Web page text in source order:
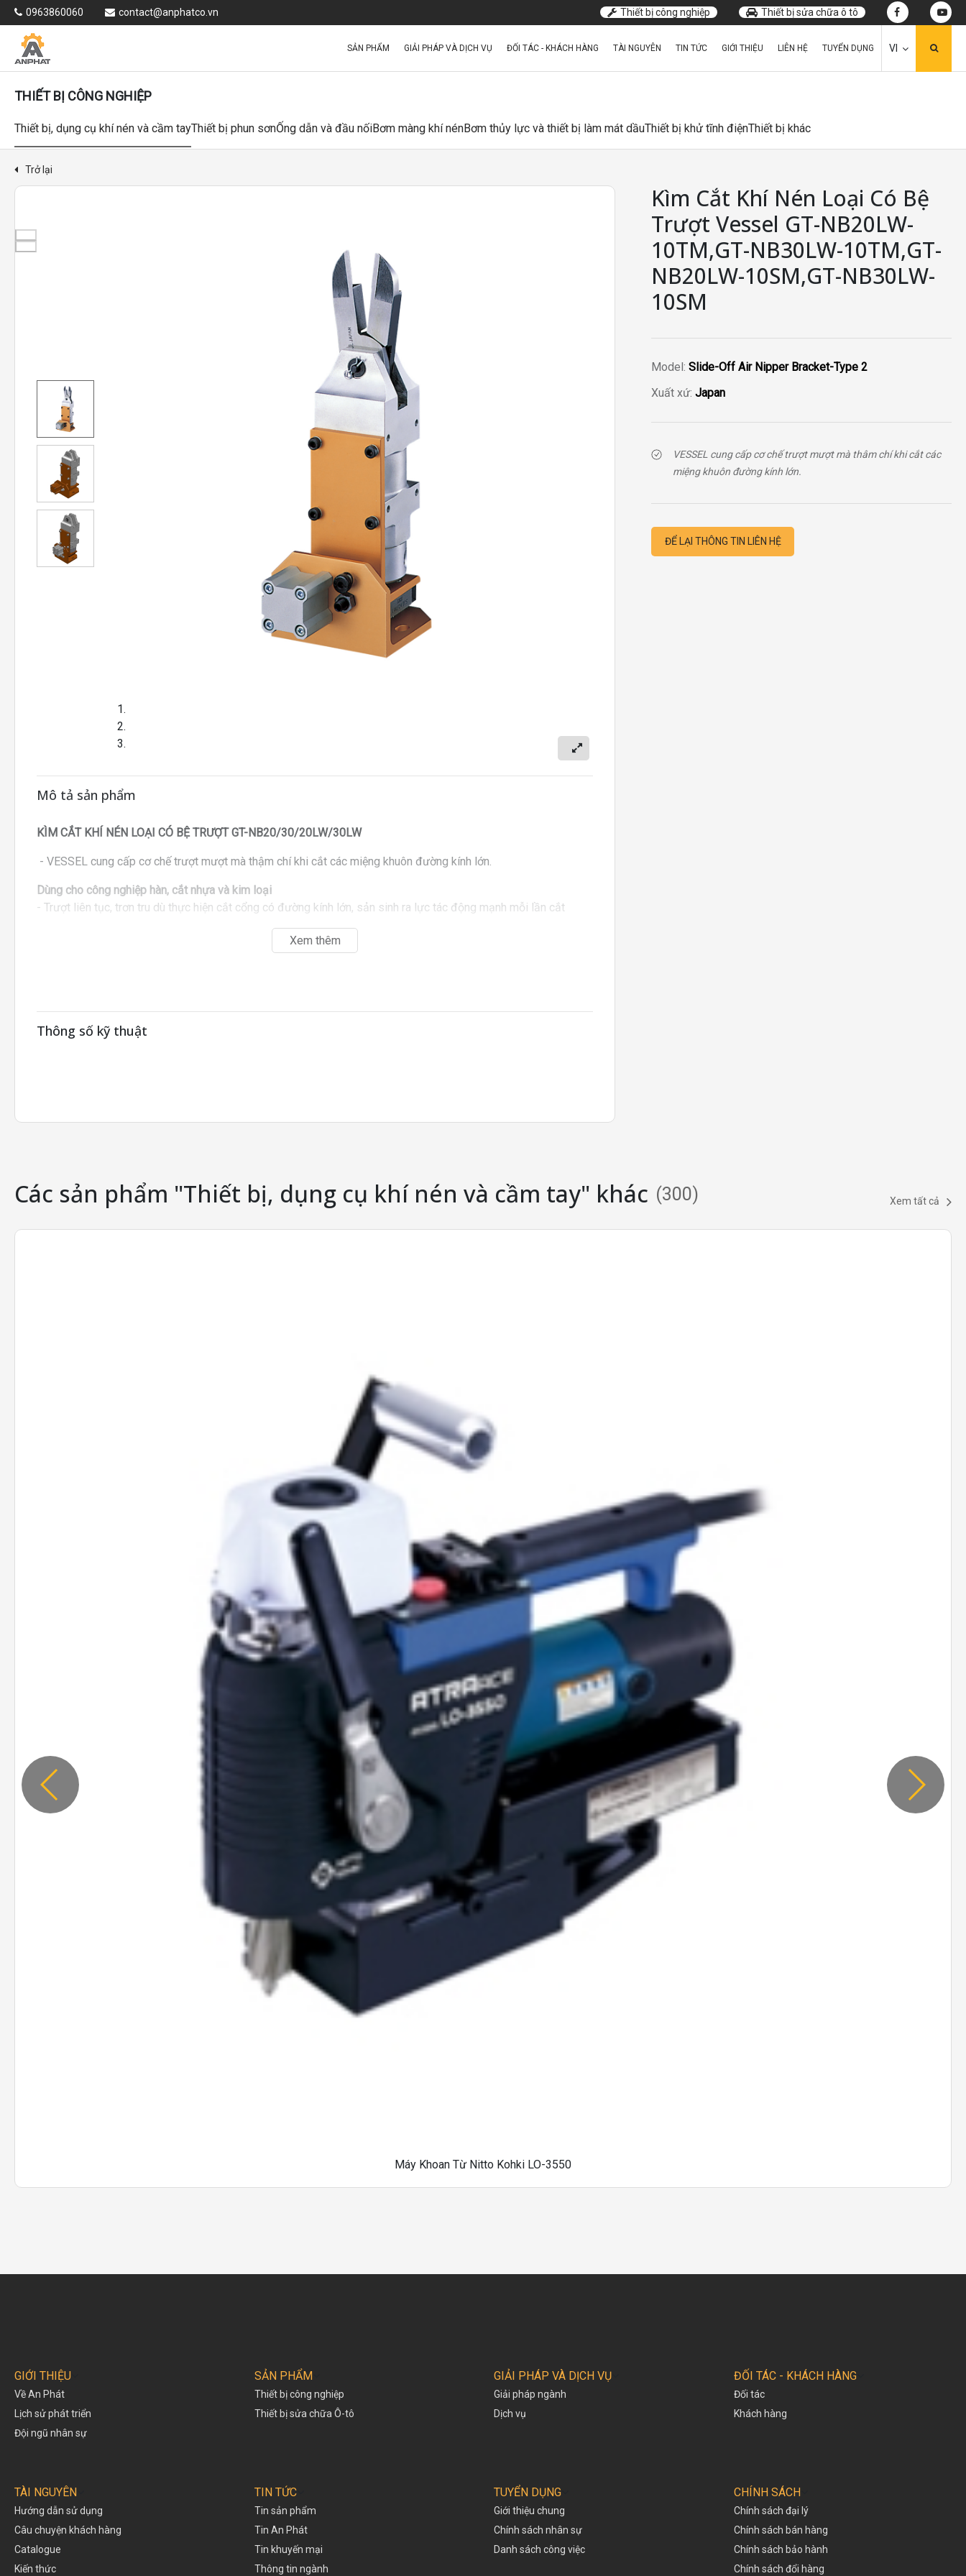
0963860060 contact@anphatco.vn Thiết bị công nghiệp Thiết bị sửa chữa ô tô
SẢN PHẨM GIẢI PHÁP VÀ DỊCH VỤ ĐỐI TÁC - KHÁCH HÀNG TÀI NGUYÊN TIN TỨC GIỚI THIỆU LIÊN HỆ TUYỂN DỤNG VI
THIẾT BỊ CÔNG NGHIỆP
Thiết bị, dụng cụ khí nén và cầm tayThiết bị phun sơnỐng dẫn và đầu nốiBơm màng khí nénBơm thủy lực và thiết bị làm mát dầuThiết bị khử tĩnh điệnThiết bị khác
Trở lại
Mô tả sản phẩm
KÌM CẮT KHÍ NÉN LOẠI CÓ BỆ TRƯỢTGT-NB20/30/20LW/30LW
- VESSEL cung cấp cơ chế trượt mượt mà thậm chí khi cắt các miệng khuôn đường kính lớn.
Dùng cho công nghiệp hàn, cắt nhựa và kim loại
- Trượt liên tục, trơn tru dù thực hiện cắt cổng có đường kính lớn, sản sinh ra lực tác động mạnh mỗi lần cắt
Xem thêm
Thông số kỹ thuật
Kìm Cắt Khí Nén Loại Có Bệ
Trượt Vessel GT-NB20LW-
10TM,GT-NB30LW-10TM,GT-
NB20LW-10SM,GT-NB30LW-
10SM
Model: Slide-Off Air Nipper Bracket-Type 2
Xuất xứ: Japan
VESSEL cung cấp cơ chế trượt mượt mà thâm chí khi cắt các
miệng khuôn đường kính lớn.
ĐỂ LẠI THÔNG TIN LIÊN HỆ
Các sản phẩm "Thiết bị, dụng cụ khí nén và cầm tay" khác (300) Xem tất cả
Máy Khoan Từ Nitto Kohki LO-3550
GIỚI THIỆU
Về An Phát
Lịch sử phát triển
Đội ngũ nhân sự
SẢN PHẨM
Thiết bị công nghiệp
Thiết bị sửa chữa Ô-tô
GIẢI PHÁP VÀ DỊCH VỤ
Giải pháp ngành
Dịch vụ
ĐỐI TÁC - KHÁCH HÀNG
Đối tác
Khách hàng
TÀI NGUYÊN
Hướng dẫn sử dụng
Câu chuyện khách hàng
Catalogue
Kiến thức
TIN TỨC
Tin sản phẩm
Tin An Phát
Tin khuyến mại
Thông tin ngành
TUYỂN DỤNG
Giới thiệu chung
Chính sách nhân sự
Danh sách công việc
CHÍNH SÁCH
Chính sách đại lý
Chính sách bán hàng
Chính sách bảo hành
Chính sách đổi hàng